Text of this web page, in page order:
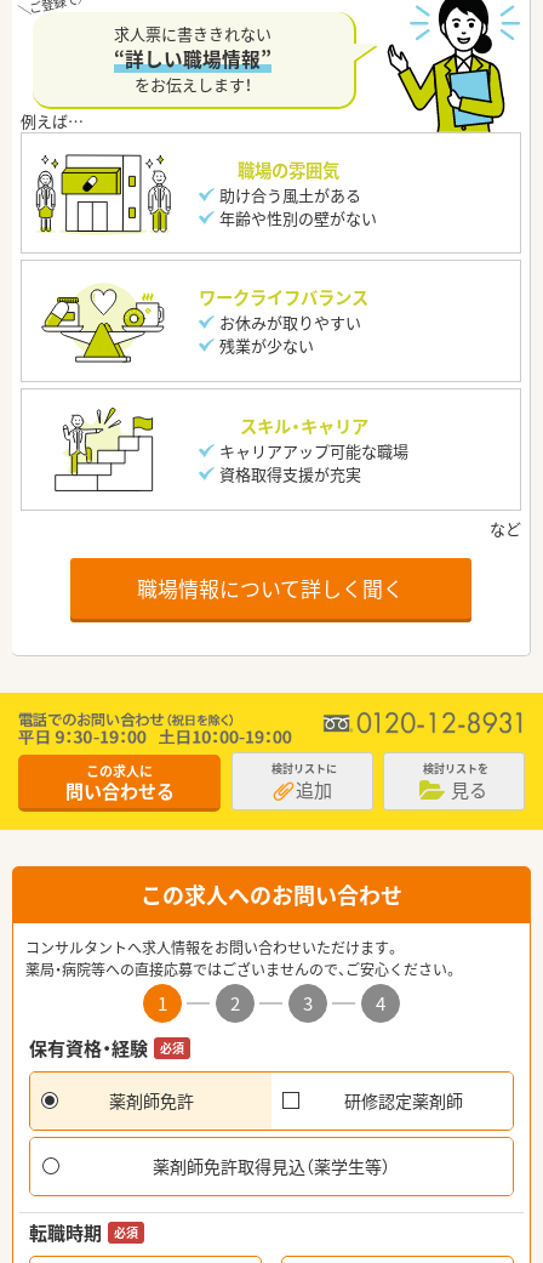
求人票に書ききれない
“詳しい職場情報”
をお伝えします！
職場の雰囲気
助け合う風土がある
年齢や性別の壁がない
ワークライフバランス
お休みが取りやすい
残業が少ない
スキル・キャリア
キャリアアップ可能な職場
資格取得支援が充実
職場情報について詳しく聞く
この求人に
問い合わせる
検討リストに
追加
検討リストを
見る
この求人へのお問い合わせ
コンサルタントへ求人情報をお問い合わせいただけます。
薬局・病院等への直接応募ではございませんので、ご安心ください。
1 2 3
4
保有資格・経験
必須
薬剤師免許 研修認定薬剤師
薬剤師免許取得見込（薬学生等）
転職時期 必須